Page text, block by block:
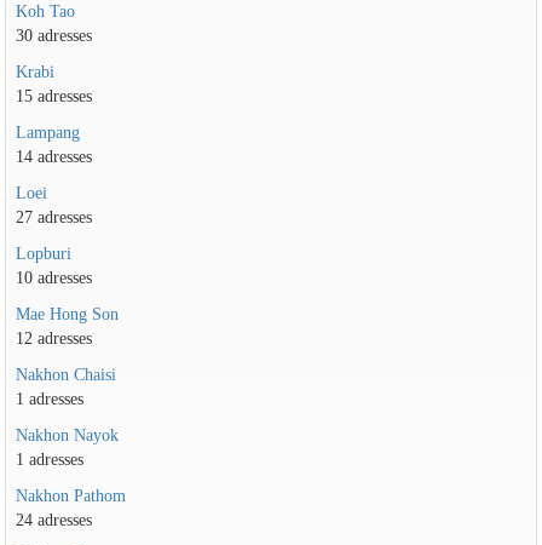
Koh Tao
30 adresses
Krabi
15 adresses
Lampang
14 adresses
Loei
27 adresses
Lopburi
10 adresses
Mae Hong Son
12 adresses
Nakhon Chaisi
1 adresses
Nakhon Nayok
1 adresses
Nakhon Pathom
24 adresses